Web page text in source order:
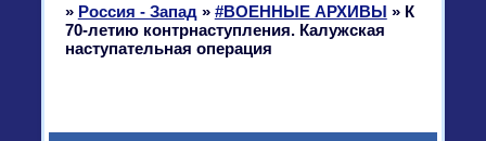
» Россия - Запад » #ВОЕННЫЕ АРХИВЫ » К
70-летию контрнаступления. Калужская
наступательная операция